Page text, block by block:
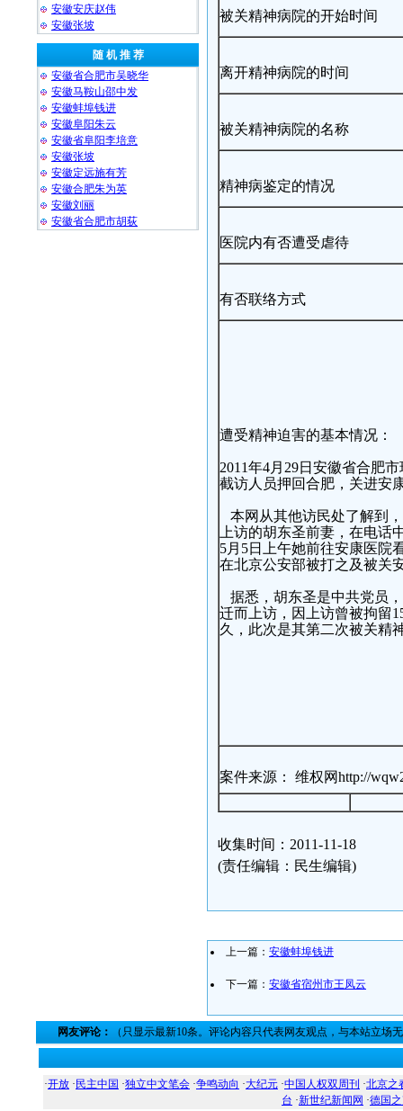
安徽安庆赵伟
安徽张坡
随 机 推 荐
安徽省合肥市吴晓华
安徽马鞍山邵中发
安徽蚌埠钱进
安徽阜阳朱云
安徽省阜阳李培意
安徽张坡
安徽定远施有芳
安徽合肥朱为英
安徽刘丽
安徽省合肥市胡荻
被关精神病院的开始时间
离开精神病院的时间
被关精神病院的名称
精神病鉴定的情况
医院内有否遭受虐待
有否联络方式
遭受精神迫害的基本情况：
2011年4月29日安徽省合肥
截访人员押回合肥，关进安
本网从其他访民处了解到
上访的胡东圣前妻，在电
5月5日上午她前往安康医院
在北京公安部被打之及被关
据悉，胡东圣是中共党员
迁而上访，因上访曾被拘留
久，此次是其第二次被关精
案件来源： 维权网http://
收集时间：2011-11-18
(责任编辑：民生编辑)
上一篇： 安徽蚌埠钱进
下一篇： 安徽省宿州市王凤云
网友评论： （只显示最新10条。评论内容只代表网友观点，与本站立场
·开放 · 民主中国 ·独立中文笔会 ·争鸣动向 ·大纪元 ·中国人权双周刊 ·北京之
台 ·新世纪新闻网 ·德国